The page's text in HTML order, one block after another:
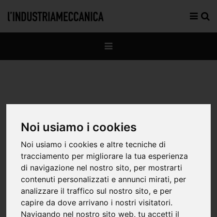
Noi usiamo i cookies
Noi usiamo i cookies e altre tecniche di
tracciamento per migliorare la tua esperienza
di navigazione nel nostro sito, per mostrarti
contenuti personalizzati e annunci mirati, per
analizzare il traffico sul nostro sito, e per
capire da dove arrivano i nostri visitatori.
Navigando nel nostro sito web, tu accetti il
Cartolarizzare la
servitizzazione
Secondo il co-fondatore di